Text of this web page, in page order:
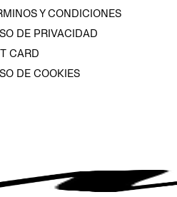
Y CONDICIONES
DE PRIVACIDAD
CARD
DE COOKIES